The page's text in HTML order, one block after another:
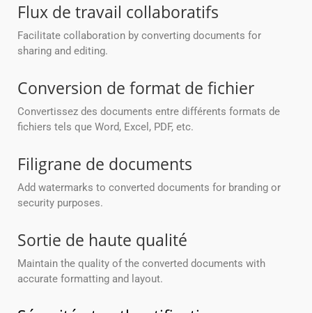
Flux de travail collaboratifs
Facilitate collaboration by converting documents for
sharing and editing.
Conversion de format de fichier
Convertissez des documents entre différents formats de
fichiers tels que Word, Excel, PDF, etc.
Filigrane de documents
Add watermarks to converted documents for branding or
security purposes.
Sortie de haute qualité
Maintain the quality of the converted documents with
accurate formatting and layout.